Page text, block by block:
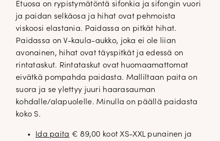
Etuosa on rypistymätöntä sifonkia ja sifongin vuori
ja paidan selkäosa ja hihat ovat pehmoista
viskoosi elastania. Paidassa on pitkät hihat.
Paidassa on V-kaula-aukko, joka ei ole liian
avonainen, hihat ovat täyspitkät ja edessä on
rintataskut. Rintataskut ovat huomaamattomat
eivätkä pompahda paidasta. Malliltaan paita on
suora ja se ylettyy juuri haarasauman
kohdalle/alapuolelle. Minulla on päällä paidasta
koko S.
Ida paita € 89,00 koot XS-XXL punainen ja